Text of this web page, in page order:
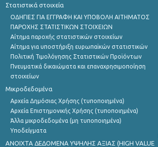
Στατιστικά στοιχεία
ΟΔΗΓΙΕΣ ΓΙΑ ΕΓΓΡΑΦΗ ΚΑΙ ΥΠΟΒΟΛΗ ΑΙΤΗΜΑΤΟΣ
ΠΑΡΟΧΗΣ ΣΤΑΤΙΣΤΙΚΩΝ ΣΤΟΙΧΕΙΩΝ
Αίτημα παροχής στατιστικών στοιχείων
Αίτημα για υποστήριξη ευρωπαϊκών στατιστικών
Πολιτική Τιμολόγησης Στατιστικών Προϊόντων
Πνευματικά δικαιώματα και επαναχρησιμοποίηση
στοιχείων
Μικροδεδομένα
Αρχεία Δημόσιας Χρήσης (τυποποιημένα)
Αρχεία Επιστημονικής Χρήσης (τυποποιημένα)
Άλλα μικροδεδομένα (μη τυποποιημένα)
Υποδείγματα
ANOIXTA ΔΕΔΟΜΕΝΑ ΥΨΗΛΗΣ ΑΞΙΑΣ (HIGH VALUE